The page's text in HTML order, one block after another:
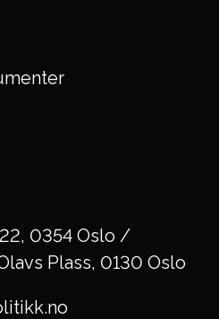
0354 Oslo /
Plass, 0130 Oslo